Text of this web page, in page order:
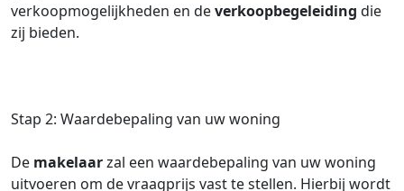
verkoopmogelijkheden en deverkoopbegeleiding die
zij bieden.
Stap 2: Waardebepaling van uw woning
De makelaarzal een waardebepaling van uw woning
uitvoeren om de vraagprijs vast te stellen. Hierbij wordt